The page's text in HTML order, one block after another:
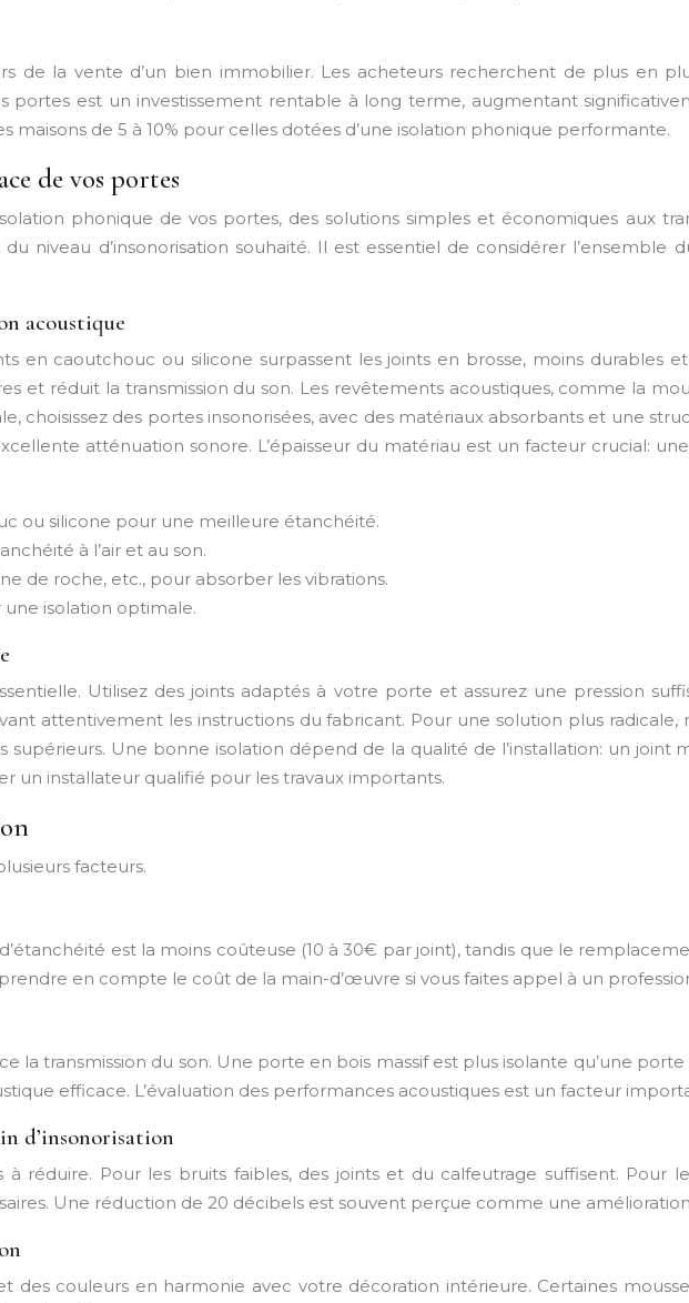
de la vente d’un bien immobilier. Les acheteurs recherchent de plus en
portes est un investissement rentable à long terme, augmentant
de 5 à 10% pour celles dotées d’une isolation phonique performante.
de vos portes
phonique de vos portes, des solutions simples et économiques aux
niveau d’insonorisation souhaité. Il est essentiel de considérer l’ensemble
acoustique
en caoutchouc ou silicone surpassent les joints en brosse, moins durables
et réduit la transmission du son. Les revêtements acoustiques, comme la
choisissez des portes insonorisées, avec des matériaux absorbants et une
atténuation sonore. L’épaisseur du matériau est un facteur crucial:
ou silicone pour une meilleure étanchéité.
à l’air et au son.
de roche, etc., pour absorber les vibrations.
isolation optimale.
Utilisez des joints adaptés à votre porte et assurez une pression
attentivement les instructions du fabricant. Pour une solution plus
Une bonne isolation dépend de la qualité de l’installation: un joint
un installateur qualifié pour les travaux importants.
facteurs.
est la moins coûteuse (10 à 30€ par joint), tandis que le
en compte le coût de la main-d’œuvre si vous faites appel à un
la transmission du son. Une porte en bois massif est plus isolante qu’une
efficace. L’évaluation des performances acoustiques est un facteur
d’insonorisation
à réduire. Pour les bruits faibles, des joints et du calfeutrage suffisent. Pour
Une réduction de 20 décibels est souvent perçue comme une
des couleurs en harmonie avec votre décoration intérieure. Certaines